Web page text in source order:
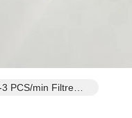
PCS/min Filtre